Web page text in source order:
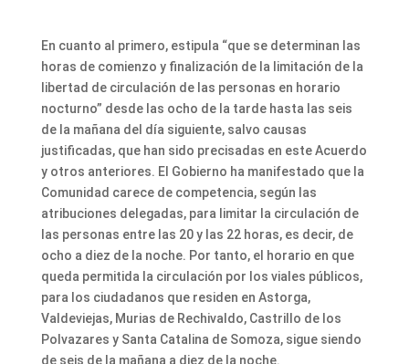
En cuanto al primero, estipula “que se determinan las
horas de comienzo y finalización de la limitación de la
libertad de circulación de las personas en horario
nocturno” desde las ocho de la tarde hasta las seis
de la mañana del día siguiente, salvo causas
justificadas, que han sido precisadas en este Acuerdo
y otros anteriores. El Gobierno ha manifestado que la
Comunidad carece de competencia, según las
atribuciones delegadas, para limitar la circulación de
las personas entre las 20 y las 22 horas, es decir, de
ocho a diez de la noche. Por tanto, el horario en que
queda permitida la circulación por los viales públicos,
para los ciudadanos que residen en Astorga,
Valdeviejas, Murias de Rechivaldo, Castrillo de los
Polvazares y Santa Catalina de Somoza, sigue siendo
de seis de la mañana a diez de la noche.